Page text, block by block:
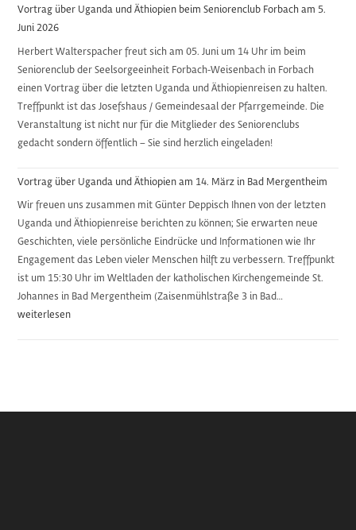
Vortrag über Uganda und Äthiopien beim Seniorenclub Forbach am 5.
Juni 2026
Herbert Walterspacher freut sich am 05. Juni um 14 Uhr im beim
Seniorenclub der Seelsorgeeinheit Forbach-Weisenbach in Forbach
einen Vortrag über die letzten Uganda und Äthiopienreisen zu halten.
Treffpunkt ist das Josefshaus / Gemeindesaal der Pfarrgemeinde. Die
Veranstaltung ist nicht nur für die Mitglieder des Seniorenclubs
gedacht sondern öffentlich – Sie sind herzlich eingeladen!
Vortrag über Uganda und Äthiopien am 14. März in Bad Mergentheim
Wir freuen uns zusammen mit Günter Deppisch Ihnen von der letzten
Uganda und Äthiopienreise berichten zu können; Sie erwarten neue
Geschichten, viele persönliche Eindrücke und Informationen wie Ihr
Engagement das Leben vieler Menschen hilft zu verbessern. Treffpunkt
ist um 15:30 Uhr im Weltladen der katholischen Kirchengemeinde St.
Johannes in Bad Mergentheim (Zaisenmühlstraße 3 in Bad…
14.
weiterlesen